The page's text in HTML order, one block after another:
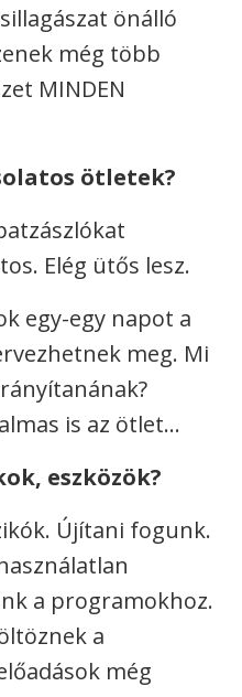
önálló
még több
MINDEN
ötletek?
Elég ütős lesz.
egy-egy napot a
meg. Mi
is az ötlet…
eszközök?
Újítani fogunk.
a programokhoz.
a
még